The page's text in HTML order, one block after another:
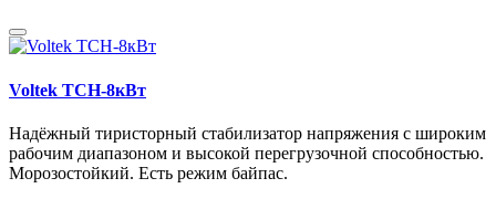
Voltek ТСН-8кВт
Надёжный тиристорный стабилизатор напряжения с широким
рабочим диапазоном и высокой перегрузочной способностью.
Морозостойкий. Есть режим байпас.